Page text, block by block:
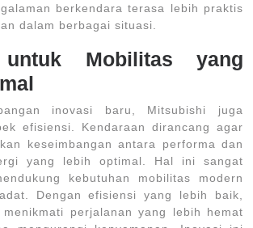
berkendara terasa lebih praktis
dalam berbagai situasi.
Mobilitas yang
inovasi baru, Mitsubishi juga
efisiensi. Kendaraan dirancang agar
keseimbangan antara performa dan
yang lebih optimal. Hal ini sangat
kebutuhan mobilitas modern
Dengan efisiensi yang lebih baik,
perjalanan yang lebih hemat